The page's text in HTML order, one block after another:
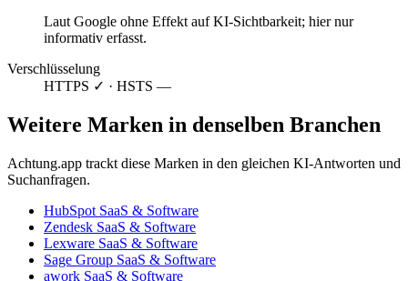
Laut Google ohne Effekt auf KI-Sichtbarkeit; hier nur
informativ erfasst.
Verschlüsselung
HTTPS ✓ · HSTS —
Weitere Marken in denselben Branchen
Achtung.app trackt diese Marken in den gleichen KI-Antworten und
Suchanfragen.
HubSpot SaaS & Software
Zendesk SaaS & Software
Lexware SaaS & Software
Sage Group SaaS & Software
awork SaaS & Software